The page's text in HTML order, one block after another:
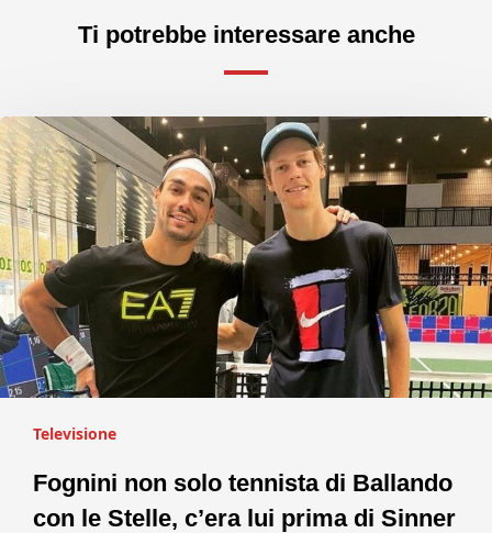
Ti potrebbe interessare anche
Televisione
Fognini non solo tennista di Ballando
con le Stelle, c’era lui prima di Sinner